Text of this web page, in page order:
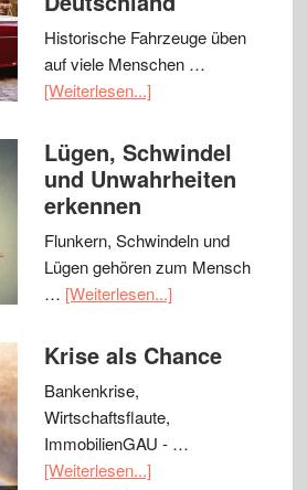
Historische Fahrzeuge üben
auf viele Menschen …
[Weiterlesen...]
Lügen, Schwindel
und Unwahrheiten
erkennen
Flunkern, Schwindeln und
Lügen gehören zum Mensch
… [Weiterlesen...]
Krise als Chance
Bankenkrise,
Wirtschaftsflaute,
ImmobilienGAU - …
[Weiterlesen...]